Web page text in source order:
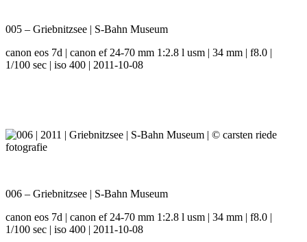
005 – Griebnitzsee | S-Bahn Museum
canon eos 7d | canon ef 24-70 mm 1:2.8 l usm | 34 mm | f8.0 |
1/100 sec | iso 400 | 2011-10-08
006 – Griebnitzsee | S-Bahn Museum
canon eos 7d | canon ef 24-70 mm 1:2.8 l usm | 34 mm | f8.0 |
1/100 sec | iso 400 | 2011-10-08